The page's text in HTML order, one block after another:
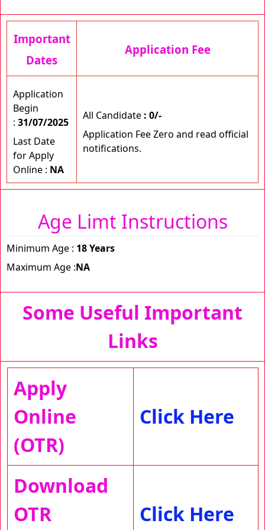
Important
Dates
Application Fee
Application
Begin
: 31/07/2025
Last Date
for Apply
Online : NA
All Candidate : 0/-
Application Fee Zero and read official
notifications.
Age Limt Instructions
Minimum Age : 18 Years
Maximum Age :NA
Some Useful Important
Links
Apply
Online
(OTR)
Click Here
Download
OTR
Click Here